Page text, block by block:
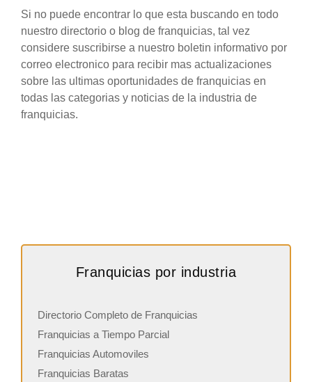
Si no puede encontrar lo que esta buscando en todo
nuestro directorio o blog de franquicias, tal vez
considere suscribirse a nuestro boletin informativo por
correo electronico para recibir mas actualizaciones
sobre las ultimas oportunidades de franquicias en
todas las categorias y noticias de la industria de
franquicias.
Franquicias por industria
Directorio Completo de Franquicias
Franquicias a Tiempo Parcial
Franquicias Automoviles
Franquicias Baratas